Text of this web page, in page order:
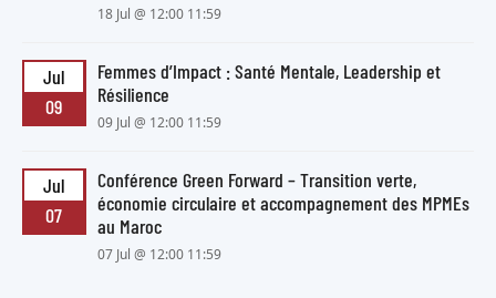
18 Jul @ 12:00 11:59
Jul
09
Femmes d’Impact : Santé Mentale, Leadership et
Résilience
09 Jul @ 12:00 11:59
Jul
07
Conférence Green Forward – Transition verte,
économie circulaire et accompagnement des MPMEs
au Maroc
07 Jul @ 12:00 11:59